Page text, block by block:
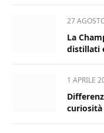
27
La
distillati
1 APRILE
curiosità